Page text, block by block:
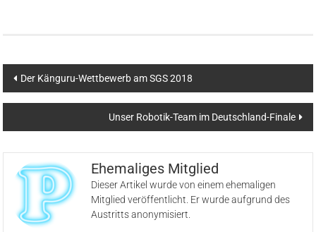
Beitragsnavigation
Der Känguru-Wettbewerb am SGS 2018
Unser Robotik-Team im Deutschland-Finale
Ehemaliges Mitglied
Dieser Artikel wurde von einem ehemaligen
Mitglied veröffentlicht. Er wurde aufgrund des
Austritts anonymisiert.